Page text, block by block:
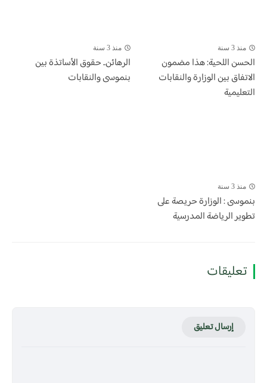
منذ 3 سنة
الحسن اللحية: هذا مضمون
الاتفاق بين الوزارة والنقابات
التعليمية
منذ 3 سنة
الرهائن.. حقوق الأساتذة بين
بنموسى والنقابات
منذ 3 سنة
بنموسى : الوزارة حريصة على
تطوير الرياضة المدرسية
تعليقات
إرسال تعليق